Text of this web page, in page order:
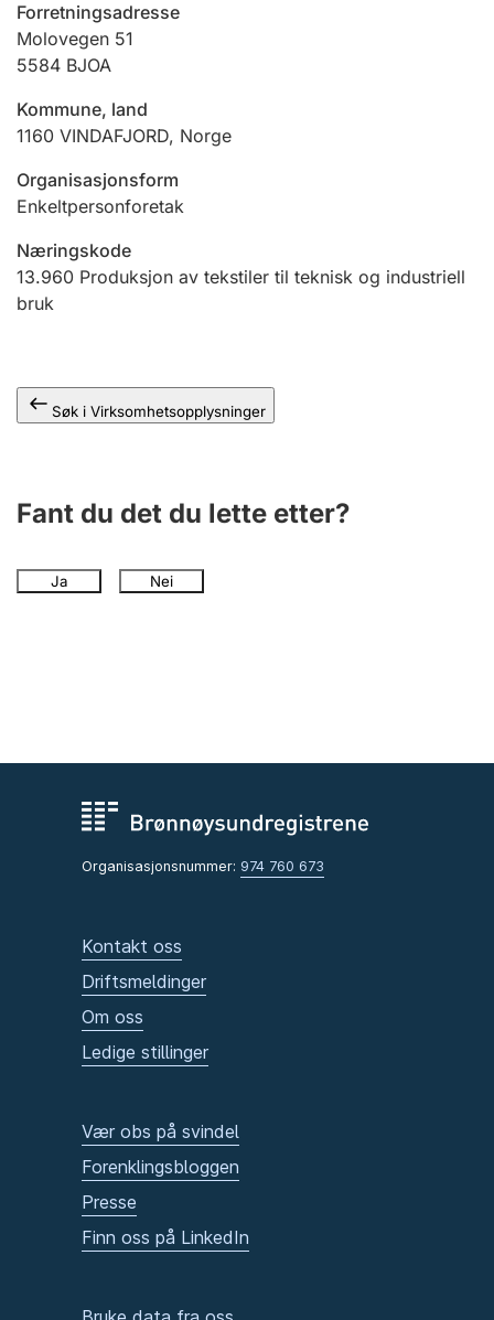
Jeger
Ektepaktveileder
Offentlig sektor
Forretningsadresse
Molovegen 51
5584 BJOA
Kommune, land
1160 VINDAFJORD, Norge
Organisasjonsform
Enkeltpersonforetak
Næringskode
13.960 Produksjon av tekstiler til teknisk og industriell
bruk
Søk i Virksomhetsopplysninger
Fant du det du lette etter?
Ja Nei
Organisasjonsnummer: 974 760 673
Kontakt oss
Driftsmeldinger
Om oss
Ledige stillinger
Vær obs på svindel
Forenklingsbloggen
Presse
Finn oss på LinkedIn